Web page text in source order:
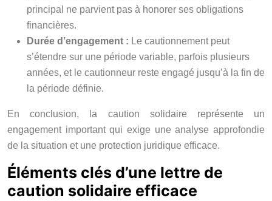
principal ne parvient pas à honorer ses obligations
financières.
Durée d’engagement : Le cautionnement peut
s’étendre sur une période variable, parfois plusieurs
années, et le cautionneur reste engagé jusqu’à la fin de
la période définie.
En conclusion, la caution solidaire représente un
engagement important qui exige une analyse approfondie
de la situation et une protection juridique efficace.
Éléments clés d’une lettre de
caution solidaire efficace